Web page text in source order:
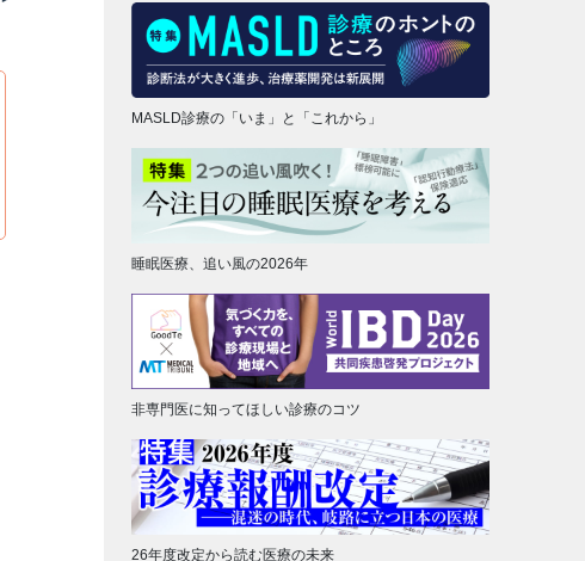
MASLD診療の「いま」と「これから」
睡眠医療、追い風の2026年
非専門医に知ってほしい診療のコツ
26年度改定から読む医療の未来